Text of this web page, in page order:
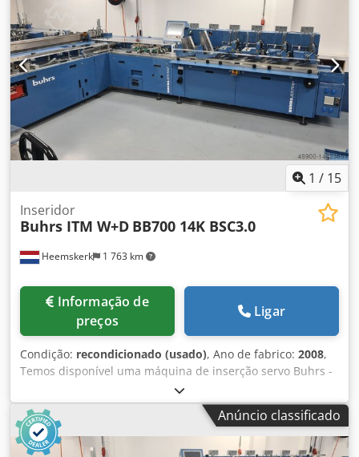
câmaras opcionais são possíveis! Ano de construção: 2004
Configuração: Djdpfxeq Ec Efs Agdswa - 6 estações base -
5x alimentador rotativo RF2 - tabuleiro de distribuição -
tapete de distribuição Gostaria de ver esta máquina? Não
há problema, venha ver!
1 / 15
Heemskerk 1 763 km
Inseridor
Buhrs ITM W+D BB700 14K BSC3.0
preços
Ligar
Condição: recondicionado (usado), Ano de fabrico: 2008,
Temos disponível uma máquina de inserção servo Buhrs -
W+D BB700 14K. A máquina está em bom estado e está
equipada com o software BSC 3.0. O BSC 3.0 é a mais
recente plataforma de software do fabricante W+D. A
máquina está pronta para demonstração! Possibilidade de
Anúncio classificado